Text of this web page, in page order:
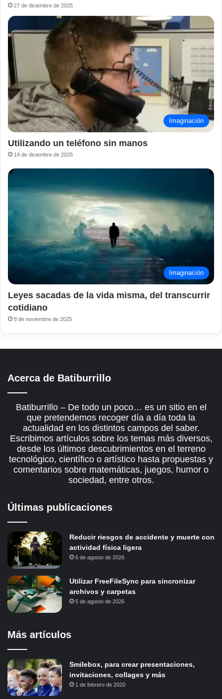
27 de diciembre de 2025
Imaginación
Utilizando un teléfono sin manos
14 de diciembre de 2025
Imaginación
Leyes sacadas de la vida misma, del transcurrir
cotidiano
8 de noviembre de 2025
Acerca de Batiburrillo
Batiburrillo – De todo un poco… es un sitio en el
que pretendemos recoger día a día toda la
actualidad en los distintos campos del saber.
Escribimos artículos sobre los temas más diversos,
desde los últimos descubrimientos en el terreno
tecnológico, científico o artístico hasta propuestas y
comentarios sobre matemáticas, juegos, humor o
sociedad, entre otros.
Últimas publicaciones
Reducir riesgos de accidente y muerte con
actividad física ligera
6 de agosto de 2026
Utilizar FreeFileSync para sincronizar
archivos y carpetas
5 de agosto de 2026
Más artículos
Smilebox, para crear presentaciones,
invitaciones, collages y más
1 de febrero de 2020